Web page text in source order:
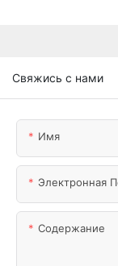
Свяжись с нами
Имя
Электронная
Содержание